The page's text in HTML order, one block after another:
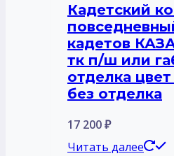
Кадетский
кадетов
тк п/ш или
отделка
без отделка
17 200₽
Читать далее